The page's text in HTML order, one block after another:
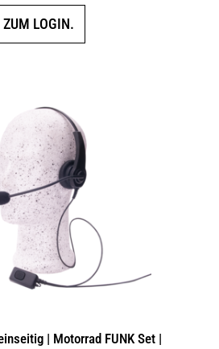
ZUM LOGIN.
| Motorrad FUNK Set |